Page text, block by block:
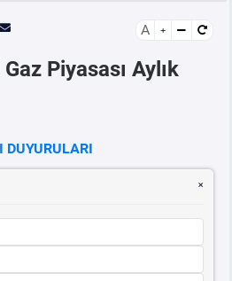
A
Piyasası Aylık
DUYURULARI